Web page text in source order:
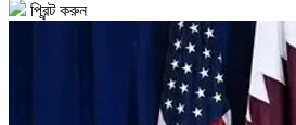
প্রিন্ট করুন